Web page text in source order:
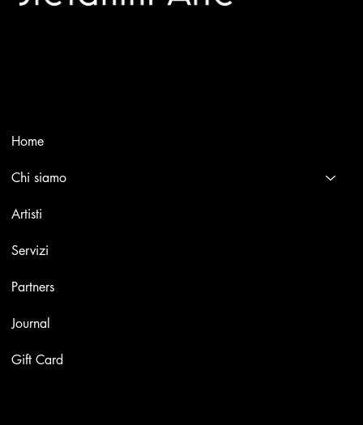
Home
Chi siamo
Artisti
Servizi
Partners
Journal
Gift Card